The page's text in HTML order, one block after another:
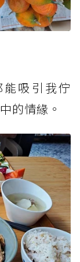
吸引我佇
的情緣。